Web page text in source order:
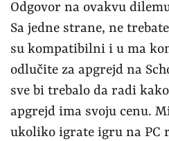
Odgovor na ovakvu
Sa jedne strane, ne
su kompatibilni i u ma
odlučite za apgrejd na
sve bi trebalo da radi
apgrejd ima svoju cenu.
ukoliko igrate igru na PC